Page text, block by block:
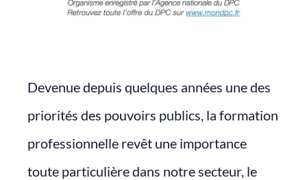
Devenue depuis quelques années une des
priorités des pouvoirs publics, la formation
professionnelle revêt une importance
toute particulière dans notre secteur, le